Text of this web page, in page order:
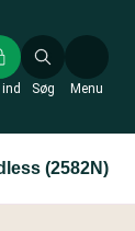
Søg
ind Menu
(2582N)